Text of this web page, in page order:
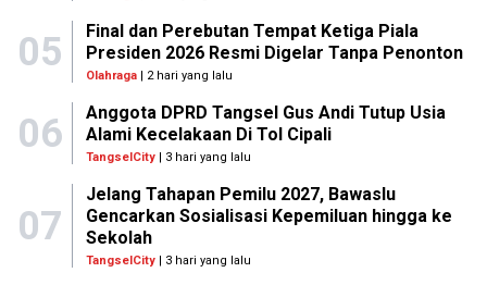
05
Final dan Perebutan Tempat Ketiga Piala
Presiden 2026 Resmi Digelar Tanpa Penonton
Olahraga| 2 hari yang lalu
06
Anggota DPRD Tangsel Gus Andi Tutup Usia
Alami Kecelakaan Di Tol Cipali
TangselCity| 3 hari yang lalu
07
Jelang Tahapan Pemilu 2027, Bawaslu
Gencarkan Sosialisasi Kepemiluan hingga ke
Sekolah
TangselCity| 3 hari yang lalu